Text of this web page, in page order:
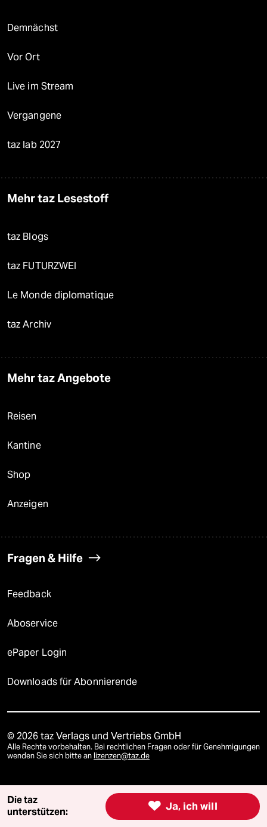
Demnächst
Vor Ort
Live im Stream
Vergangene
taz lab 2027
Mehr taz Lesestoff
taz Blogs
taz FUTURZWEI
Le Monde diplomatique
taz Archiv
Mehr taz Angebote
Reisen
Kantine
Shop
Anzeigen
Fragen & Hilfe
Feedback
Aboservice
ePaper Login
Downloads für Abonnierende
© 2026 taz Verlags und Vertriebs GmbH
Alle Rechte vorbehalten. Bei rechtlichen Fragen oder für Genehmigungen
wenden Sie sich bitte an lizenzen@taz.de
Redaktionsstatut Kommune-Richtlinien KI-
Datenschutz Impressum AGB
 Ja, ich will
Die taz
unterstützen: